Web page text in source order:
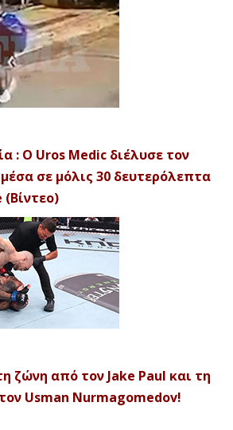
: Ο Uros Medic διέλυσε τον
σε μόλις 30 δευτερόλεπτα
(Βίντεο)
ζώνη από τον Jake Paul και τη
Usman Nurmagomedov!